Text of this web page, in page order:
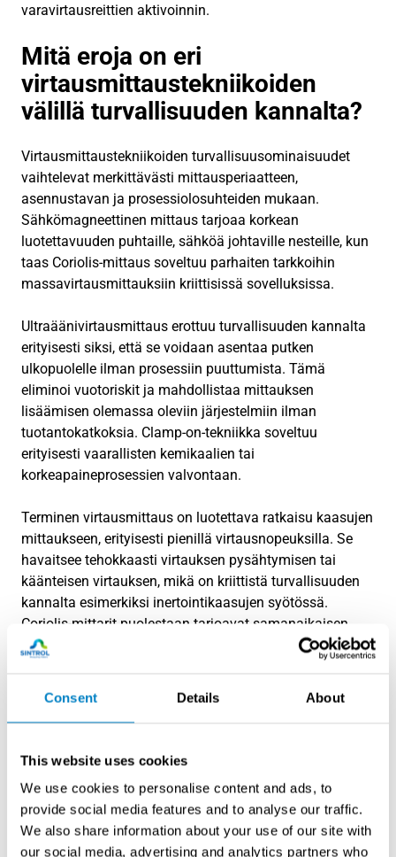
Consent Details About
This website uses cookies
We use cookies to personalise content and ads, to
provide social media features and to analyse our traffic.
We also share information about your use of our site with
our social media, advertising and analytics partners who
varavirtausreittien aktivoinnin.
Mitä eroja on eri
virtausmittaustekniikoiden
välillä turvallisuuden kannalta?
Virtausmittaustekniikoiden turvallisuusominaisuudet
vaihtelevat merkittävästi mittausperiaatteen,
asennustavan ja prosessiolosuhteiden mukaan.
Sähkömagneettinen mittaus tarjoaa korkean
luotettavuuden puhtaille, sähköä johtaville nesteille, kun
taas Coriolis-mittaus soveltuu parhaiten tarkkoihin
massavirtausmittauksiin kriittisissä sovelluksissa.
Ultraäänivirtausmittaus erottuu turvallisuuden kannalta
erityisesti siksi, että se voidaan asentaa putken
ulkopuolelle ilman prosessiin puuttumista. Tämä
eliminoi vuotoriskit ja mahdollistaa mittauksen
lisäämisen olemassa oleviin järjestelmiin ilman
tuotantokatkoksia. Clamp-on-tekniikka soveltuu
erityisesti vaarallisten kemikaalien tai
korkeapaineprosessien valvontaan.
Terminen virtausmittaus on luotettava ratkaisu kaasujen
mittaukseen, erityisesti pienillä virtausnopeuksilla. Se
havaitsee tehokkaasti virtauksen pysähtymisen tai
käänteisen virtauksen, mikä on kriittistä turvallisuuden
kannalta esimerkiksi inertointikaasujen syötössä.
Coriolis-mittarit puolestaan tarjoavat samanaikaisen
virtaus-, tiheys- ja lämpötilamittauksen, mikä
mahdollistaa kokonaisvaltaisen prosessivalvonnan
höyrysovelluksiin ja kestää korkeita lämpötiloja, mutta
luotettavasti. Mekaaniset mittarit, kuten
siipipyörämittarit, ovat yksinkertaisia ja luotettavia,
mutta sisältävät liikkuvia osia, jotka voivat kulua ja